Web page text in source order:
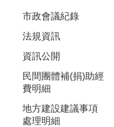
市政會議紀錄
法規資訊
資訊公開
民間團體補(捐)助經
費明細
地方建設建議事項
處理明細